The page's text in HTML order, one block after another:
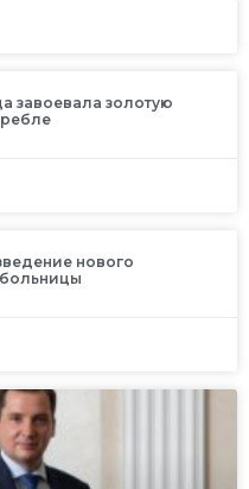
завоевала золотую
нового